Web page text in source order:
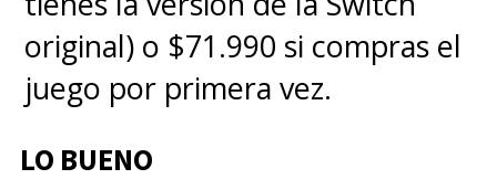
personajes son Mackenyu con
"Roronoa Zoro" y Taz Skylar
como "Sanji". Saben
exactamente las fortalezas de
original) o $71.990 si compras el
juego por primera vez.
LO BUENO